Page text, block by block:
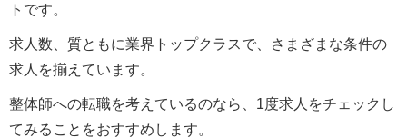
トです。
求人数、質ともに業界トップクラスで、さまざまな条件の
求人を揃えています。
整体師への転職を考えているのなら、1度求人をチェックし
てみることをおすすめします。